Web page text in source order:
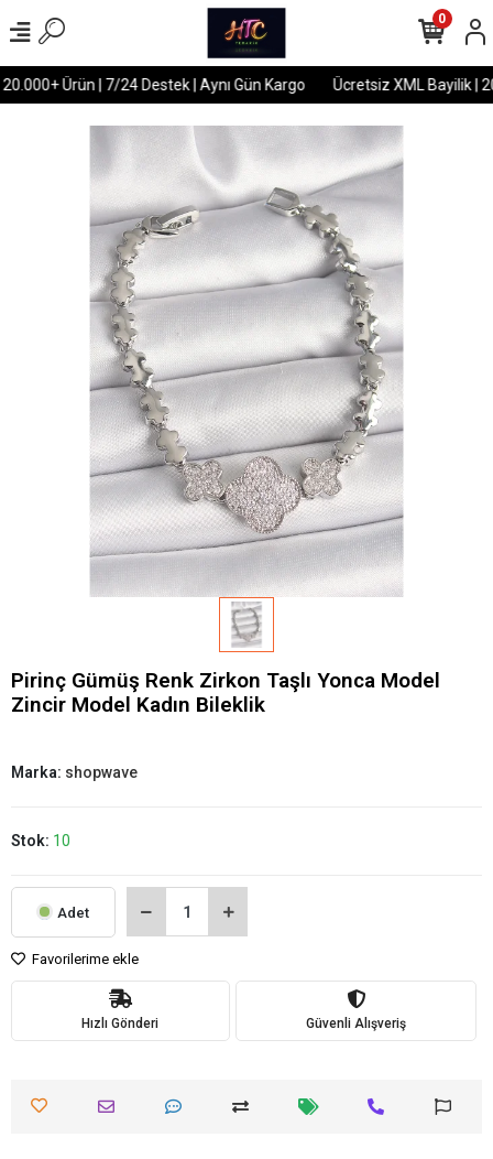
Ürün | 7/24 Destek | Aynı Gün Kargo Ücretsiz XML Bayilik |
0
Pirinç Gümüş Renk Zirkon Taşlı Yonca Model
Zincir Model Kadın Bileklik
Marka: shopwave
Stok: 10
Adet
Favorilerime ekle
Hızlı Gönderi Güvenli Alışveriş